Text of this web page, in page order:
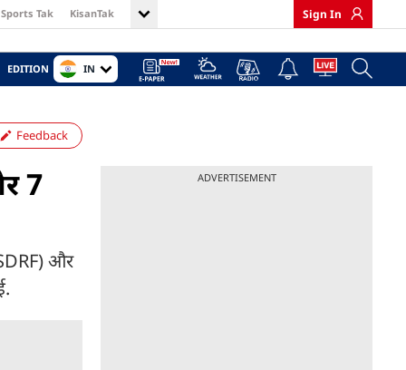
Sports Tak KisanTak Sign In
EDITION IN
Feedback
7
और
ADVERTISEMENT